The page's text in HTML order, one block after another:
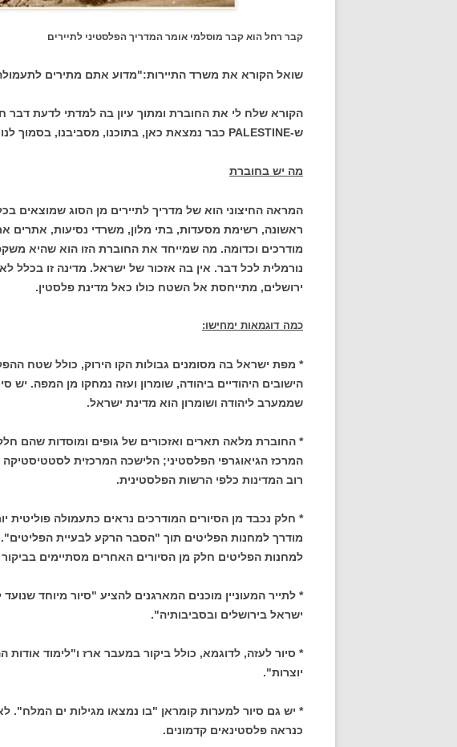
קבר רחל הוא קבר מוסלמי אומר המדריך הפלסטיני לתיירים
שואל הקורא את משרד התיירות:"מדוע אתם מתירים
הקורא שלח לי את החוברת ומתוך עיון בה למדתי לדעת דבר
ש-PALESTINE כבר נמצאת כאן, בתוכנו, מסביבנו, בסמוך לנו. ואנחנו מחרישים.
מה יש בחוברת
המראה החיצוני הוא של מדריך לתיירים מן הסוג שמוצאים
ראשונה, רשימת מסעדות, בתי מלון, משרדי נסיעות, אתרים
מודרכים וכדומה. מה שמייחד את החוברת הזו הוא שהיא
נורמלית לכל דבר. אין בה אזכור של ישראל. מדינה זו בכלל
ירושלים, מתייחסת אל השטח כולו כאל מדינת פלסטין.
כמה דוגמאות ימחישו:
* מפת ישראל בה מסומנים גבולות הקו הירוק, כולל שטח
הישובים היהודיים ביהודה, שומרון ועזה נמחקו מן המפה. יש
שממערב ליהודה ושומרון הוא מדינת ישראל.
* החוברת מלאה תארים ואזכורים של גופים ומוסדות שהם
המרכז הגיאוגרפי הפלסטיני; הלישכה המרכזית
רוב המדינות כלפי הרשות הפלסטינית.
* חלק נכבד מן הסיורים המודרכים נראים כתעמולה פוליטית
מודרך למחנות הפליטים תוך "הסבר הרקע לבעיית
למחנות הפליטים חלק מן הסיורים האחרים מסתיימים
* לתייר המעוניין מוכנים המארגנים להציע "סיור מיוחד
ישראל בירושלים ובסביבותיה".
* סיור לעזה, לדוגמא, כולל ביקור במעבר ארז ו"לימוד אודות
יוצרות".
* יש גם סיור למערות קומראן "בו נמצאו מגילות ים המלח".
כנראה פלסטינאים קדמונים.